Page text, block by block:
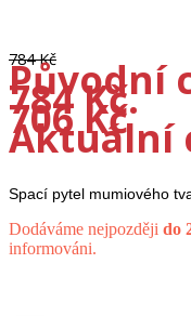
784Kč
Původní
784 Kč.
706Kč
Aktuální
Spací pytel mumiového
Dodáváme nejpozději do
informováni.